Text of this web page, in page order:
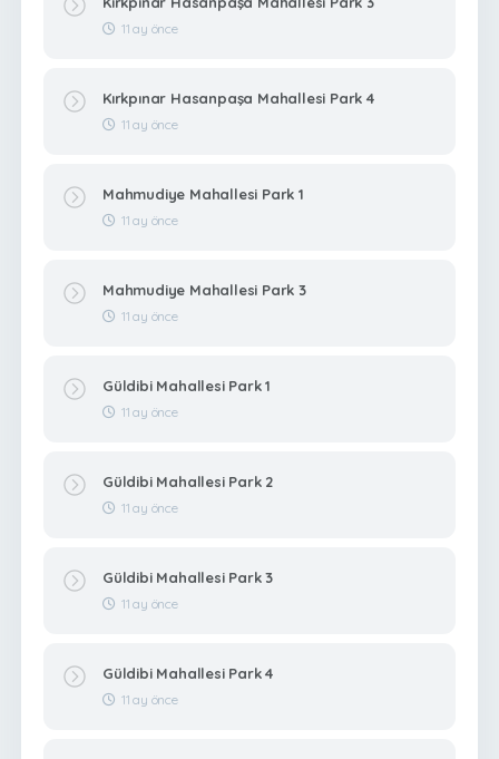
11 ay önce
Kırkpınar Hasanpaşa Mahallesi Park 4
11 ay önce
Mahmudiye Mahallesi Park 1
11 ay önce
Mahmudiye Mahallesi Park 3
11 ay önce
Güldibi Mahallesi Park 1
11 ay önce
Güldibi Mahallesi Park 2
11 ay önce
Güldibi Mahallesi Park 3
11 ay önce
Güldibi Mahallesi Park 4
11 ay önce